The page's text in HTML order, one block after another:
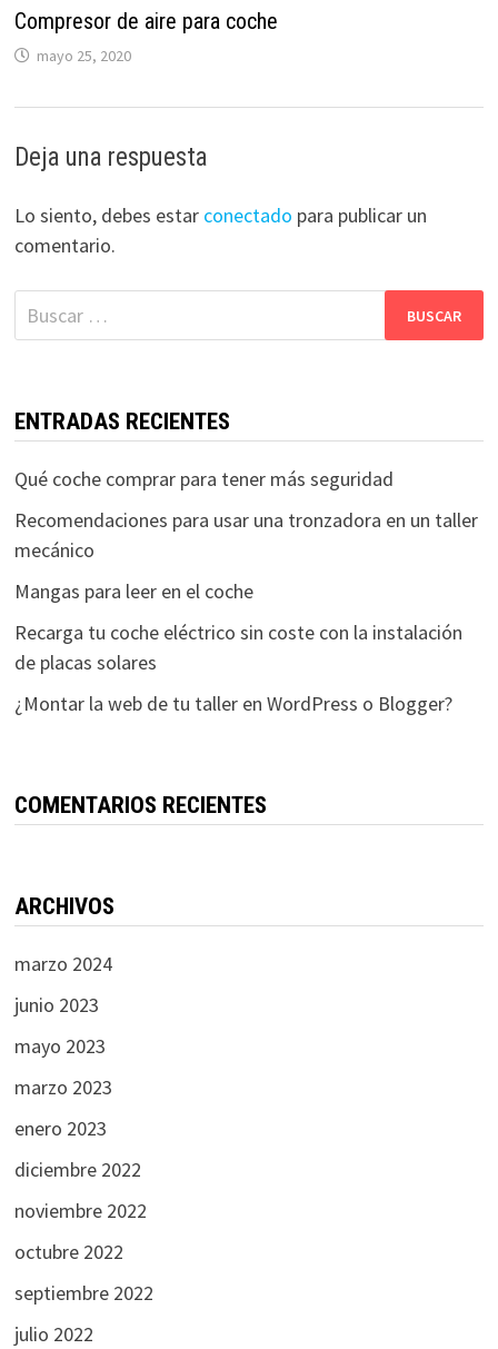
Compresor de aire para coche
mayo 25, 2020
Deja una respuesta
Lo siento, debes estar conectado para publicar un
comentario.
Buscar:
ENTRADAS RECIENTES
Qué coche comprar para tener más seguridad
Recomendaciones para usar una tronzadora en un taller
mecánico
Mangas para leer en el coche
Recarga tu coche eléctrico sin coste con la instalación
de placas solares
¿Montar la web de tu taller en WordPress o Blogger?
COMENTARIOS RECIENTES
ARCHIVOS
marzo 2024
junio 2023
mayo 2023
marzo 2023
enero 2023
diciembre 2022
noviembre 2022
octubre 2022
septiembre 2022
julio 2022